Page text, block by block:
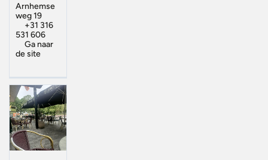
Arnhemse
weg 19
+31 316
531 606
Ga naar
de site